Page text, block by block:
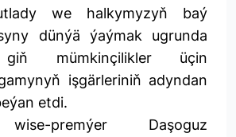
we halkymyzyň baý
dünýä ýaýmak ugrunda
giň mümkinçilikler üçin
işgärleriniň adyndan
etdi.
premýer Daşoguz